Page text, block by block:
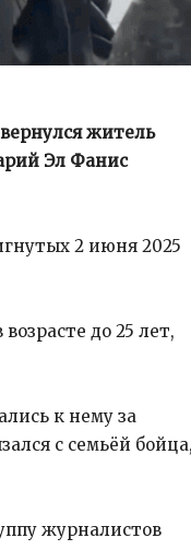
житель
Эл Фанис
2 июня 2025
до 25 лет,
к нему за
с семьёй бойца,
журналистов